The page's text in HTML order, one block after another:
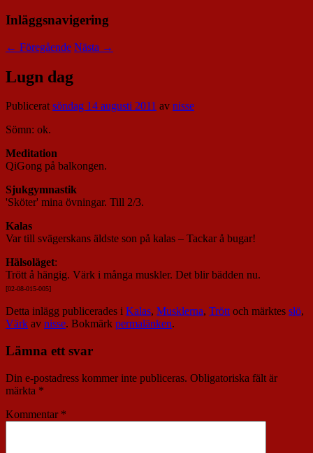
Inläggsnavigering
← Föregående Nästa →
Lugn dag
Publiceratsöndag 14 augusti 2011 av nisse
Sömn: ok.
Meditation
QiGong på balkongen.
Sjukgymnastik
'Sköter' mina övningar. Till 2/3.
Kalas
Var till svägerskans äldste son på kalas – Tackar å bugar!
Hälsoläget:
Trött å hängig. Värk i många muskler. Det blir bädden nu.
[02-08-015-005]
Detta inlägg publicerades i Kalas, Musklerna, Tröttoch märktes slö,
Värk av nisse. Bokmärk permalänken.
Lämna ett svar
Din e-postadress kommer inte publiceras. Obligatoriska fält är
märkta *
Kommentar *